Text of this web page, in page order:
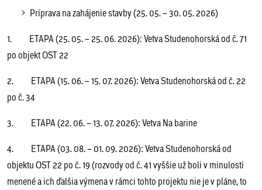
Príprava na zahájenie stavby (25. 05. – 30. 05. 2026)
1. ETAPA (25. 05. – 25. 06. 2026): Vetva Studenohorská od č. 71
po objekt OST 22
2. ETAPA (15. 06. – 15. 07. 2026): Vetva Studenohorská od č. 22
po č. 34
3. ETAPA (22. 06. – 13. 07. 2026): Vetva Na barine
4. ETAPA (03. 08. – 01. 09. 2026): Vetva Studenohorská od
objektu OST 22 po č. 19 (rozvody od č. 41 vyššie už boli v minulosti
menené a ich ďalšia výmena v rámci tohto projektu nie je v pláne, to